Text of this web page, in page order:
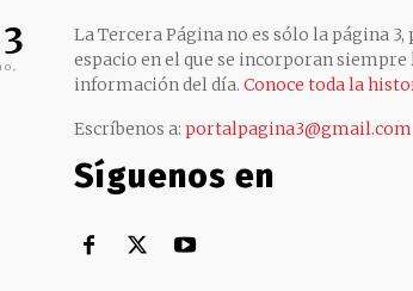
La Tercera Página no es sólo la página
espacio en el que se incorporan
información del día. Conoce toda la
Escríbenos a: portalpagina3@gmail.com
Síguenos en